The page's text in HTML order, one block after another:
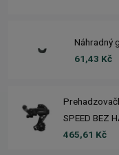
Náhradný
61,43 Kč
SPEED BEZ
465,61 Kč